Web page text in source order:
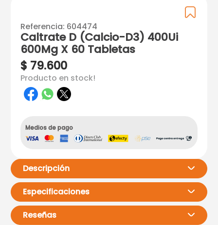
Referencia: 604474
Caltrate D (Calcio-D3) 400Ui
600Mg X 60 Tabletas
$ 79.600
Producto en stock!
Medios de pago
Descripción
Especificaciones
Reseñas